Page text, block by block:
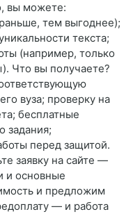
вы можете:
тем выгоднее);
текста;
(например, только
Что вы получаете?
вуза; проверку на
бесплатные
задания;
перед защитой.
заявку на сайте —
и основные
и предложим
— и работа